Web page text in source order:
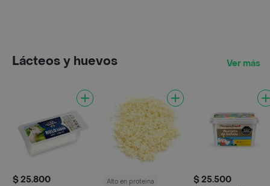
Lácteos y huevos Ver más
$ 25.800 Alto en proteina $ 25.500